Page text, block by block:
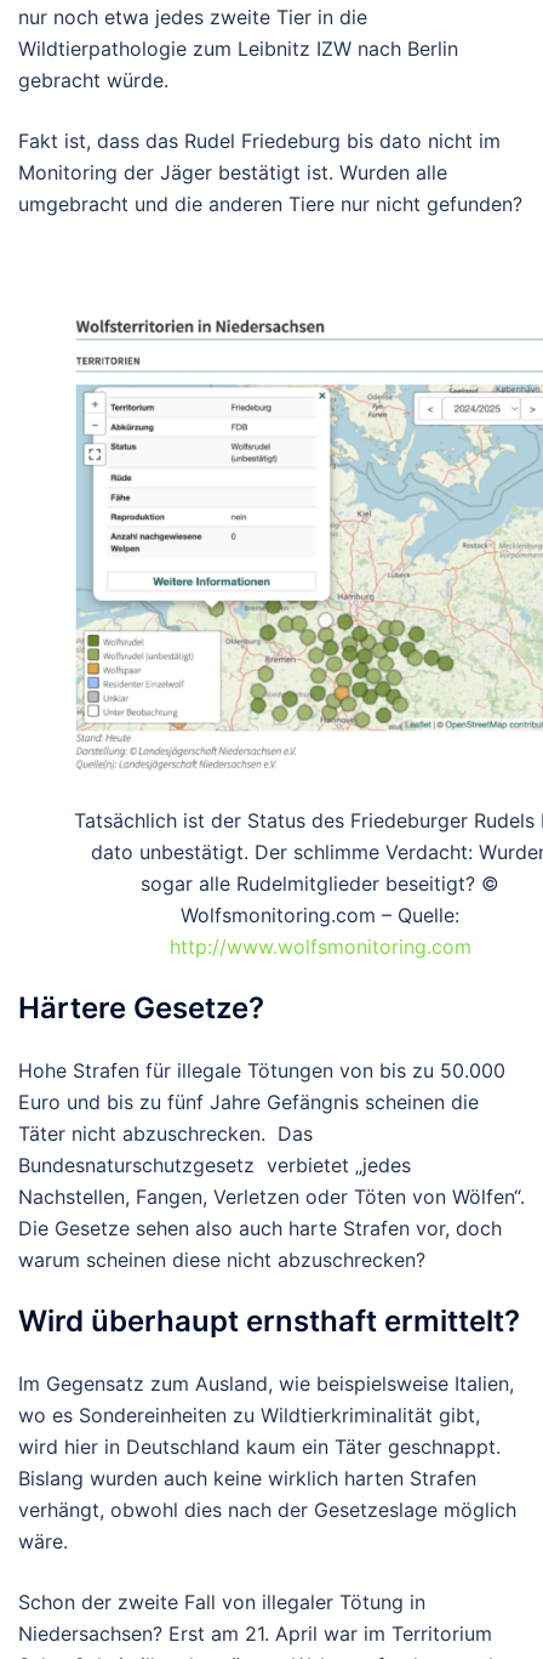
nur noch etwa jedes zweite Tier in die
Wildtierpathologie zum Leibnitz IZW nach Berlin
gebracht würde.
Fakt ist, dass das Rudel Friedeburg bis dato nicht im
Monitoring der Jäger bestätigt ist. Wurden alle
umgebracht und die anderen Tiere nur nicht gefunden?
Tatsächlich ist der Status des Friedeburger Rudels
dato unbestätigt. Der schlimme Verdacht:
sogar alle Rudelmitglieder beseitigt? ©
Wolfsmonitoring.com – Quelle:
http://www.wolfsmonitoring.com
Härtere Gesetze?
Hohe Strafen für illegale Tötungen von bis zu 50.000
Euro und bis zu fünf Jahre Gefängnis scheinen die
Täter nicht abzuschrecken. Das
Bundesnaturschutzgesetz verbietet „jedes
Nachstellen, Fangen, Verletzen oder Töten von Wölfen“.
Die Gesetze sehen also auch harte Strafen vor, doch
warum scheinen diese nicht abzuschrecken?
Wird überhaupt ernsthaft ermittelt?
Im Gegensatz zum Ausland, wie beispielsweise Italien,
wo es Sondereinheiten zu Wildtierkriminalität gibt,
wird hier in Deutschland kaum ein Täter geschnappt.
Bislang wurden auch keine wirklich harten Strafen
verhängt, obwohl dies nach der Gesetzeslage möglich
wäre.
Schon der zweite Fall von illegaler Tötung in
Niedersachsen? Erst am 21. April war im Territorium